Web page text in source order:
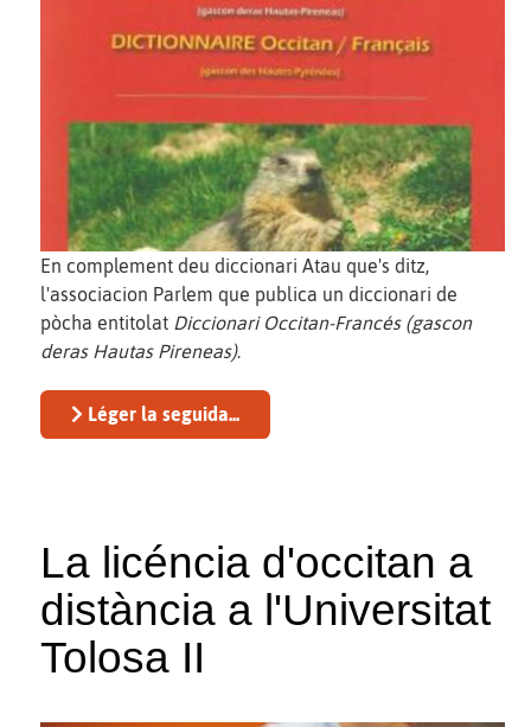
En complement deu diccionari Atau que's ditz,
l'associacion Parlem que publica un diccionari de
pòcha entitolat Diccionari Occitan-Francés (gascon
deras Hautas Pireneas).
Léger la seguida...
La licéncia d'occitan a
distància a l'Universitat
Tolosa II